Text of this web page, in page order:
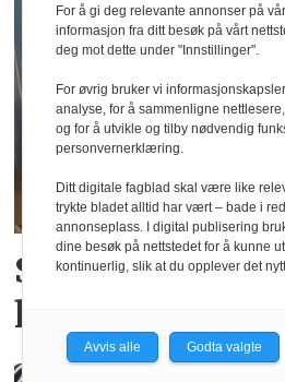
SSB: Ny juni-
For å gi deg relevante annonser på
informasjon fra ditt besøk på vårt
deg mot dette under "Innstillinger".
For øvrig bruker vi
analyse, for å sammenligne
og for å utvikle og tilby nødvendig
personvernerklæring.
Ditt digitale fagblad skal være like
trykte bladet alltid har vært – bade i
annonseplass. I digital publisering
dine besøk på nettstedet for å kunne
kontinuerlig, slik at du opplever det
Avvis alle Godta valgte